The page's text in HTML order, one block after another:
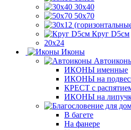
30x40
50x70
Круг D5см
20х24
Иконы
ИКОНЫ именные
ИКОНЫ на
КРЕСТ с
ИКОНЫ на
В багете
На фанере